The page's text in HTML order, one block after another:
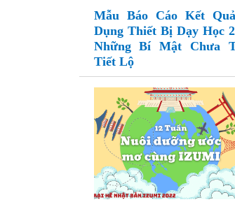
Mẫu Báo Cáo Kết
Dụng Thiết Bị Dạy Học
Những Bí Mật Chưa
Tiết Lộ